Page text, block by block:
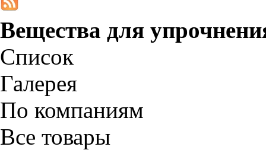
Вещества для
Список
Галерея
По компаниям
Все товары